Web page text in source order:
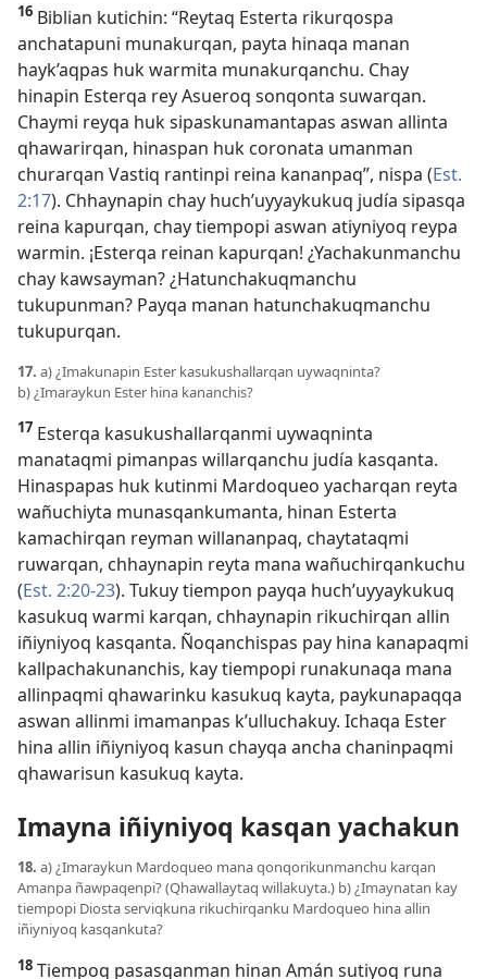
16 Biblian kutichin: “Reytaq Esterta rikurqospa
anchatapuni munakurqan, payta hinaqa manan
hayk’aqpas huk warmita munakurqanchu. Chay
hinapin Esterqa rey Asueroq sonqonta suwarqan.
Chaymi reyqa huk sipaskunamantapas aswan allinta
qhawarirqan, hinaspan huk coronata umanman
churarqan Vastiq rantinpi reina kananpaq”, nispa (Est.
2:17). Chhaynapin chay huch’uyyaykukuq judía sipasqa
reina kapurqan, chay tiempopi aswan atiyniyoq reypa
warmin. ¡Esterqa reinan kapurqan! ¿Yachakunmanchu
chay kawsayman? ¿Hatunchakuqmanchu
tukupunman? Payqa manan hatunchakuqmanchu
tukupurqan.
17. a) ¿Imakunapin Ester kasukushallarqan uywaqninta?
b) ¿Imaraykun Ester hina kananchis?
17 Esterqa kasukushallarqanmi uywaqninta
manataqmi pimanpas willarqanchu judía kasqanta.
Hinaspapas huk kutinmi Mardoqueo yacharqan reyta
wañuchiyta munasqankumanta, hinan Esterta
kamachirqan reyman willananpaq, chaytataqmi
ruwarqan, chhaynapin reyta mana wañuchirqankuchu
(Est. 2:20-23). Tukuy tiempon payqa huch’uyyaykukuq
kasukuq warmi karqan, chhaynapin rikuchirqan allin
iñiyniyoq kasqanta. Ñoqanchispas pay hina kanapaqmi
kallpachakunanchis, kay tiempopi runakunaqa mana
allinpaqmi qhawarinku kasukuq kayta, paykunapaqqa
aswan allinmi imamanpas k’ulluchakuy. Ichaqa Ester
hina allin iñiyniyoq kasun chayqa ancha chaninpaqmi
qhawarisun kasukuq kayta.
Imayna iñiyniyoq kasqan yachakun
18. a) ¿Imaraykun Mardoqueo mana qonqorikunmanchu karqan
Amanpa ñawpaqenpi? (Qhawallaytaq willakuyta.) b) ¿Imaynatan kay
tiempopi Diosta serviqkuna rikuchirqanku Mardoqueo hina allin
iñiyniyoq kasqankuta?
18 Tiempoq pasasqanman hinan Amán sutiyoq runa